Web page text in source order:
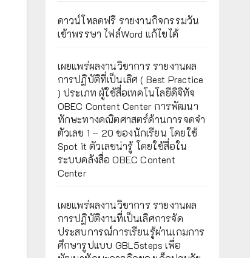
ดาวน์โหลดฟรี รายงานกิจกรรมวัน
เข้าพรรษา ไฟล์Word แก้ไขได้
เผยแพร่ผลงานวิชาการ รายงานผล
การปฏิบัติที่เป็นเลิศ ( Best Practice
) ประเภท ผู้ใช้สื่อเทคโนโลยีดิจิทัจ
OBEC Content Center การพัฒนา
ทักษะทางคณิตศาสตร์ด้านการจดจำ
ตัวเลข 1 – 20 ของนักเรียน โดยใช้
Spot it ตัวเลขน่ารู้ โดยใช้สื่อใน
ระบบคลังสื่อ OBEC Content
Center
เผยแพร่ผลงานวิชาการ รายงานผล
การปฏิบัติงานที่เป็นเลิศการจัด
ประสบการณ์การเรียนรู้ผ่านเกมการ
ศึกษารูปแบบ GBL5steps เพื่อ